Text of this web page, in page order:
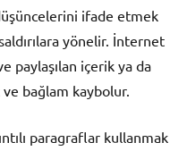
ifade etmek
yönelir. İnternet
paylaşılan içerik ya da
bağlam kaybolur.
paragraflar kullanmak